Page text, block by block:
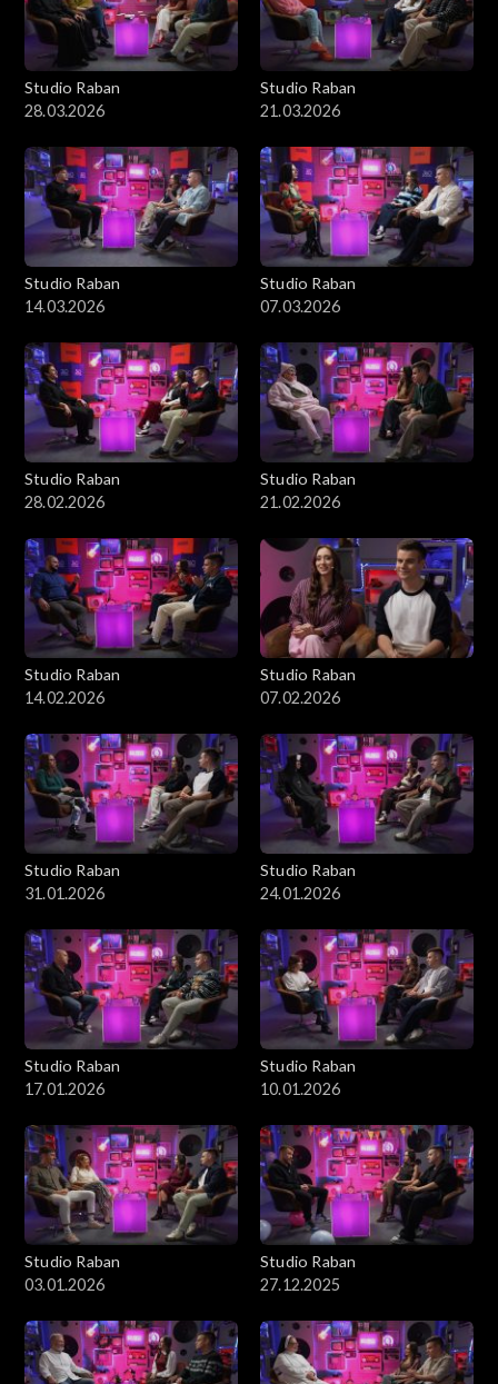
Studio Raban
28.03.2026
Studio Raban
21.03.2026
Studio Raban
14.03.2026
Studio Raban
07.03.2026
Studio Raban
28.02.2026
Studio Raban
21.02.2026
Studio Raban
14.02.2026
Studio Raban
07.02.2026
Studio Raban
31.01.2026
Studio Raban
24.01.2026
Studio Raban
17.01.2026
Studio Raban
10.01.2026
Studio Raban
03.01.2026
Studio Raban
27.12.2025